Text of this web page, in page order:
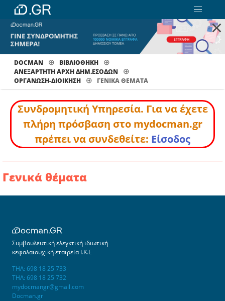
×
DOCMAN
ΒΙΒΛΙΟΘΗΚΗ
ΑΝΕΞΑΡΤΗΤΗ ΑΡΧΗ ΔΗΜ.ΕΣΟΔΩΝ
ΟΡΓΑΝΩΣΗ-ΔΙΟΙΚΗΣΗ
ΓΕΝΙΚΆ ΘΈΜΑΤΑ
Συνδρομητική Υπηρεσία. Για να έχετε
πλήρη πρόσβαση στο mydocman.gr
πρέπει να συνδεθείτε: Είσοδος
Γενικά θέματα
Συμβουλευτική ελεγκτική ιδιωτική
κεφαλαιουχική εταιρεία Ι.Κ.Ε
ΤΗΛ: 698 18 25 733
ΤΗΛ: 698 18 25 732
mydocmangr@gmail.com
Docman.gr